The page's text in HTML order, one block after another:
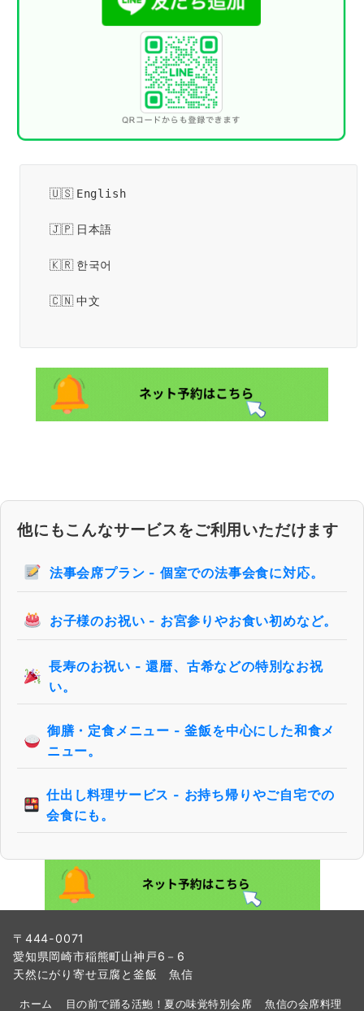
English
日本語
한국어
中文
他にもこんなサービスをご利用いただけます
法事会席プラン - 個室での法事会食に対応。
お子様のお祝い - お宮参りやお食い初めなど。
長寿のお祝い - 還暦、古希などの特別なお祝
い。
御膳・定食メニュー - 釜飯を中心にした和食メ
ニュー。
仕出し料理サービス - お持ち帰りやご自宅での
会食にも。
〒444-0071
愛知県岡崎市稲熊町山神戸6－6
天然にがり寄せ豆腐と釜飯 魚信
ホーム 目の前で踊る活鮑！夏の味覚特別会席 魚信の会席料理